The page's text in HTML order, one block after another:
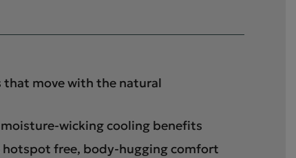
that move with the natural
wicking cooling benefits
free, body-hugging comfort